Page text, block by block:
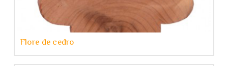
Flore de cedro